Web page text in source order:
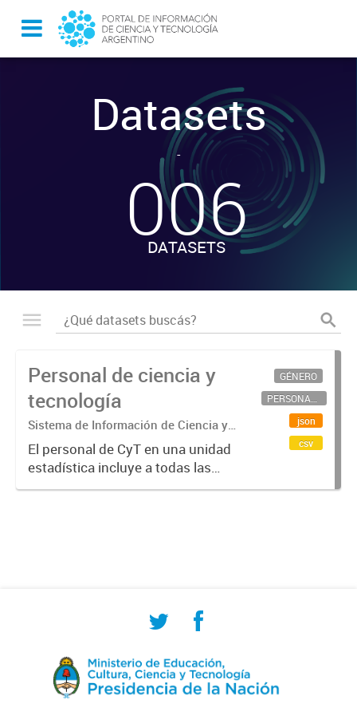
Datasets
-
006
DATASETS
Personal de ciencia y
tecnología
Sistema de Información de Ciencia y
Tecnología Argentino (SICYTAR)
El personal de CyT en una unidad
estadística incluye a todas las
personas involucradas
GÉNERO
PERSONAL CIENTÍFICO-TECNOLÓGICO
json
csv